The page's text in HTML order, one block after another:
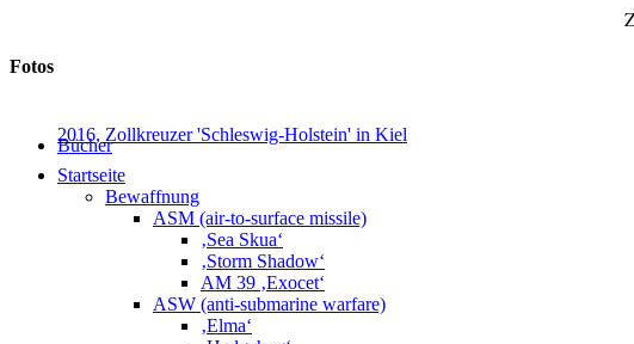
Bücher
Fotos
2016, Zollkreuzer 'Schleswig-Holstein' in Kiel
Startseite
Bewaffnung
ASM (air-to-surface missile)
‚Sea Skua‘
‚Storm Shadow‘
AM 39 ‚Exocet‘
ASW (anti-submarine warfare)
‚Elma‘